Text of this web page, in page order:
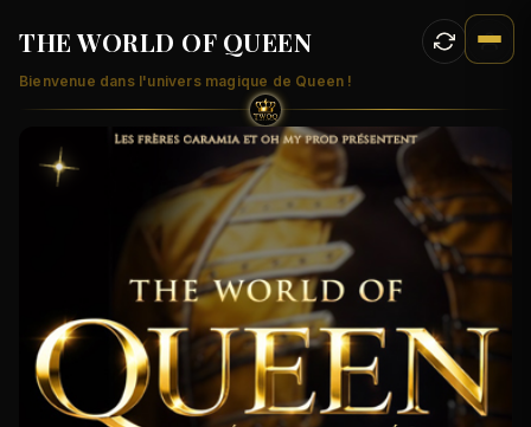
THE WORLD OF QUEEN
Bienvenue dans l'univers magique de Queen !